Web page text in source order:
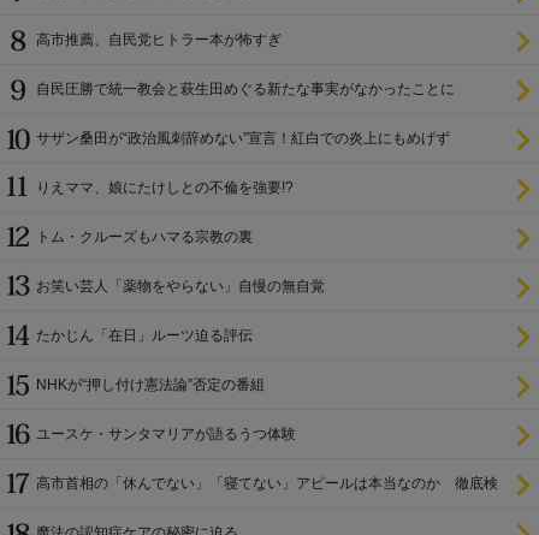
高市推薦、自民党ヒトラー本が怖すぎ
自民圧勝で統一教会と萩生田めぐる新たな事実がなかったことに
サザン桑田が“政治風刺辞めない”宣言！紅白での炎上にもめげず
りえママ、娘にたけしとの不倫を強要!?
トム・クルーズもハマる宗教の裏
お笑い芸人「薬物をやらない」自慢の無自覚
たかじん「在日」ルーツ迫る評伝
NHKが“押し付け憲法論”否定の番組
ユースケ・サンタマリアが語るうつ体験
高市首相の「休んでない」「寝てない」アピールは本当なのか 徹底検